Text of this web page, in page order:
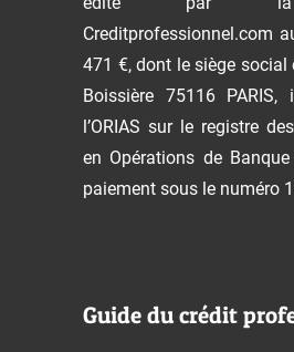
Creditprofessionnel.com
471 €, dont le siège social
Boissière 75116 PARIS,
l’ORIAS sur le registre
en Opérations de
paiement sous le numéro
Guide du crédit